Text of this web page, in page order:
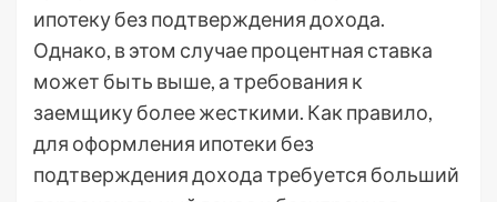
ипотеку без подтверждения дохода.
Однако, в этом случае процентная ставка
может быть выше, а требования к
заемщику более жесткими. Как правило,
для оформления ипотеки без
подтверждения дохода требуется больший